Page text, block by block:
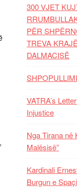
300 VJET
PËR
TREVA
DALMACISË
VATRA’s
Injustice
Nga Tirana në
Malësisë”
Kardinali
Burgun e